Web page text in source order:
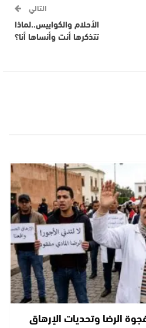
التالي
الأحلام والكوابيس..لماذا
تتذكرها أنت وأنساها أنا؟
الرضا وتحديات الإرهاق